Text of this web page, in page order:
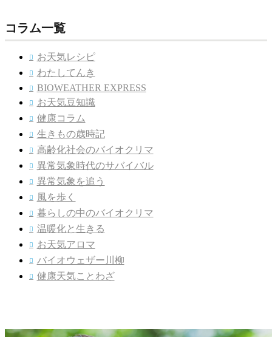
コラム一覧
 お天気レシピ
 わたしてんき
 BIOWEATHER EXPRESS
 お天気豆知識
 健康コラム
 生きもの歳時記
 高齢化社会のバイオクリマ
 異常気象時代のサバイバル
 異常気象を追う
 風を歩く
 暮らしの中のバイオクリマ
 温暖化と生きる
 お天気アロマ
 バイオウェザー川柳
 健康天気ことわざ